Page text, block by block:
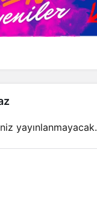
yayınlanmayacak.